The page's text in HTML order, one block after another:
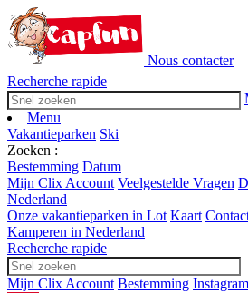
Nous contacter
Recherche rapide
Menu
Vakantieparken Ski
Zoeken :
Bestemming Datum
Mijn Clix Account Veelgestelde Vragen
Nederland
Onze vakantieparken in Lot Kaart
Kamperen in Nederland
Recherche rapide
Mijn Clix Account Bestemming Instagram